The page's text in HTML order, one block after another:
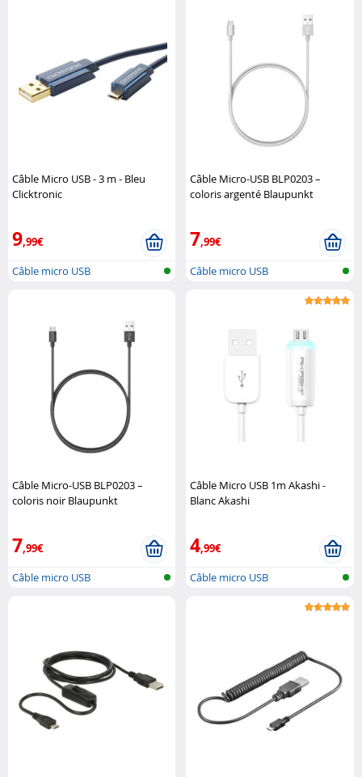
Câble Micro USB - 3 m - Bleu
Clicktronic
9,99€
Câble micro USB
Câble Micro-USB BLP0203 –
coloris argenté Blaupunkt
7,99€
Câble micro USB
Câble Micro-USB BLP0203 –
coloris noir Blaupunkt
7,99€
Câble micro USB
Câble Micro USB 1m Akashi -
Blanc Akashi
4,99€
Câble micro USB